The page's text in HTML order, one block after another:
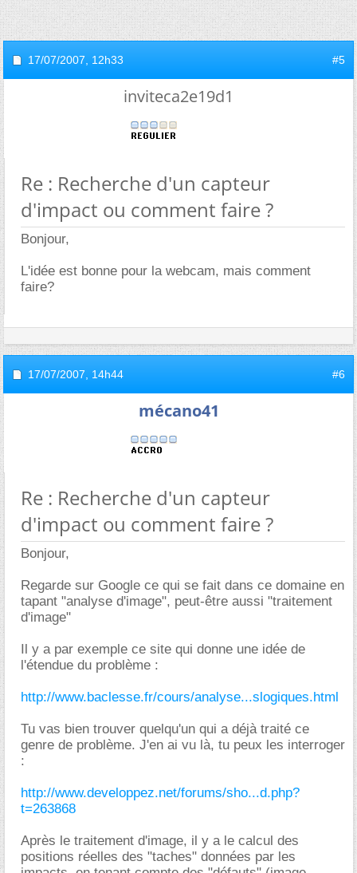
17/07/2007, 12h33 #5
inviteca2e19d1
Re : Recherche d'un capteur
d'impact ou comment faire ?
Bonjour,
L'idée est bonne pour la webcam, mais comment
faire?
17/07/2007, 14h44 #6
mécano41
Re : Recherche d'un capteur
d'impact ou comment faire ?
Bonjour,
Regarde sur Google ce qui se fait dans ce domaine en
tapant "analyse d'image", peut-être aussi "traitement
d'image"
Il y a par exemple ce site qui donne une idée de
l'étendue du problème :
http://www.baclesse.fr/cours/analyse...slogiques.html
Tu vas bien trouver quelqu'un qui a déjà traité ce
genre de problème. J'en ai vu là, tu peux les interroger
:
http://www.developpez.net/forums/sho...d.php?
t=263868
Après le traitement d'image, il y a le calcul des
positions réelles des "taches" données par les